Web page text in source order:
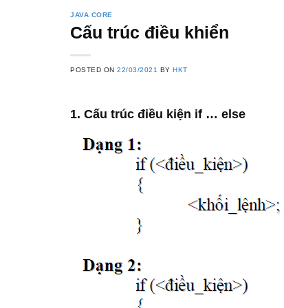
JAVA CORE
Cấu trúc điều khiển
POSTED ON22/03/2021 BYHKT
1. Cấu trúc điều kiện if … else